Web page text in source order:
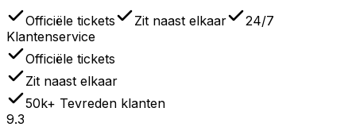
Officiële tickets Zit naast elkaar
24/7
Klantenservice
Officiële tickets
Zit naast elkaar
50k+ Tevreden klanten
9.3